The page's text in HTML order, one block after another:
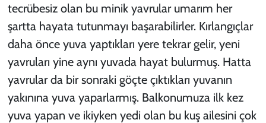
tecrübesiz olan bu minik yavrular umarım her
şartta hayata tutunmayı başarabilirler. Kırlangıçlar
daha önce yuva yaptıkları yere tekrar gelir, yeni
yavruları yine aynı yuvada hayat bulurmuş. Hatta
yavrular da bir sonraki göçte çıktıkları yuvanın
yakınına yuva yaparlarmış. Balkonumuza ilk kez
yuva yapan ve ikiyken yedi olan bu kuş ailesini çok